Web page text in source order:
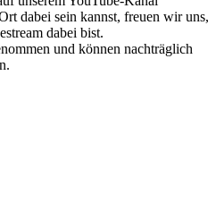
dabei sein kannst, freuen wir uns,
dabei bist.
und können nachträglich